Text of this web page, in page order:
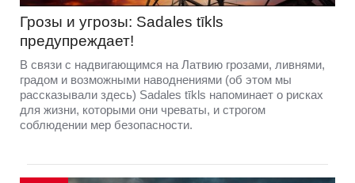
Грозы и угрозы: Sadales tīkls
предупреждает!
В связи с надвигающимся на Латвию грозами, ливнями,
градом и возможными наводнениями (об этом мы
рассказывали здесь) Sadales tīkls напоминает о рисках
для жизни, которыми они чреваты, и строгом
соблюдении мер безопасности.